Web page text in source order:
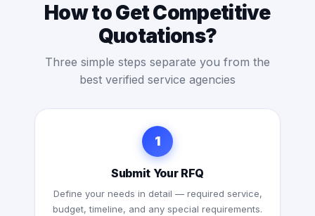
How to Get Competitive
Quotations?
Three simple steps separate you from the
best verified service agencies
1
Submit Your RFQ
Define your needs in detail — required service,
budget, timeline, and any special requirements.